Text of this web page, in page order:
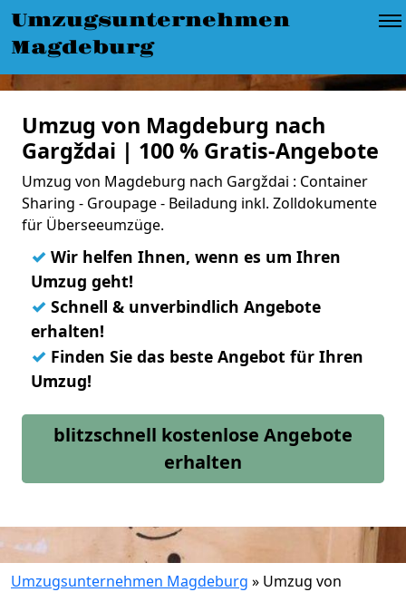
Umzugsunternehmen
Magdeburg
Umzug von Magdeburg nach
Gargždai | 100 % Gratis-Angebote
Umzug von Magdeburg nach Gargždai : Container
Sharing - Groupage - Beiladung inkl. Zolldokumente
für Überseeumzüge.
✓ Wir helfen Ihnen, wenn es um Ihren
Umzug geht!
✓ Schnell & unverbindlich Angebote
erhalten!
✓ Finden Sie das beste Angebot für Ihren
Umzug!
blitzschnell kostenlose Angebote
erhalten
Umzugsunternehmen Magdeburg » Umzug von